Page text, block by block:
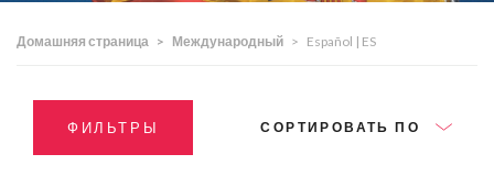
Домашняя страница > Международный > Español | ES
ФИЛЬТРЫ СОРТИРОВАТЬ ПО